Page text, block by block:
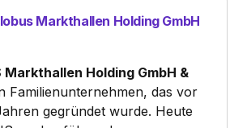
Markthallen Holding GmbH
Markthallen Holding GmbH &
Familienunternehmen, das vor
gegründet wurde. Heute